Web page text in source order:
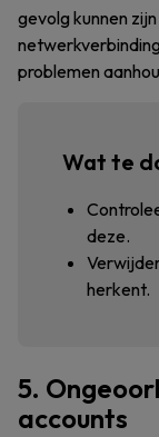
gevolg kunnen
problemen
Wat te
deze.
herkent.
5.
accounts